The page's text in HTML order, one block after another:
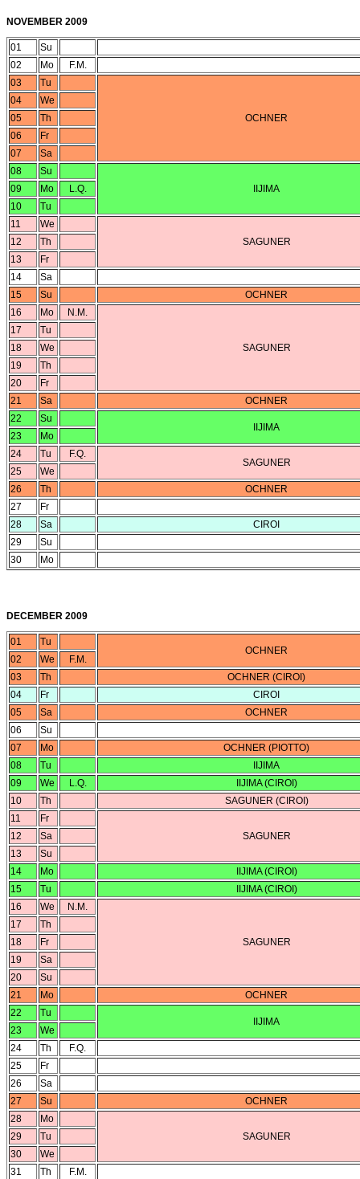
NOVEMBER 2009
01
Su
02
Mo
F.M.
03
Tu
OCHNER
04
We
05
Th
06
Fr
07
Sa
08
Su
IIJIMA
09 Mo
L.Q.
10
Tu
11
We
SAGUNER
12
Th
13
Fr
14
Sa
15
Su
OCHNER
16
Mo N.M.
SAGUNER
17
Tu
18
We
19
Th
20
Fr
21
Sa
OCHNER
22
Su
IIJIMA
23
Mo
24
Tu F.Q.
SAGUNER
25
We
26
Th
OCHNER
27
Fr
28
Sa
CIROI
29
Su
30
Mo
DECEMBER 2009
01 Tu
OCHNER
02 We
F.M.
03
Th
OCHNER (CIROI)
04
Fr
CIROI
05
Sa
OCHNER
06
Su
07
Mo
OCHNER (PIOTTO)
08
Tu
IIJIMA
09
We L.Q.
IIJIMA (CIROI)
10
Th
SAGUNER (CIROI)
11
Fr
SAGUNER
12
Sa
13
Su
14
Mo
IIJIMA (CIROI)
15
Tu
IIJIMA (CIROI)
16
We N.M.
SAGUNER
17
Th
18
Fr
19
Sa
20
Su
21
Mo
OCHNER
22
Tu
IIJIMA
23
We
24
Th
F.Q.
25
Fr
26
Sa
27
Su
OCHNER
28
Mo
SAGUNER
29
Tu
30
We
31
Th F.M.